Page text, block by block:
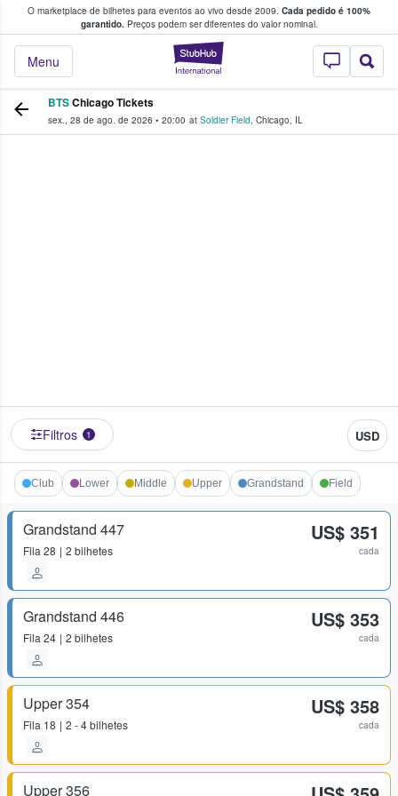
O marketplace de bilhetes para eventos ao vivo desde 2009. Cada pedido é 100%
garantido.Preços podem ser diferentes do valor nominal.
StubHub – onde
Menu
fãs compram e vendem bilhetes
BTSChicago Tickets
sex., 28 de ago. de 2026 • 20:00 at Soldier Field, Chicago, IL
Filtros 1 USD
Club Lower Middle Upper Grandstand Field
Grandstand 447
Fila 28 2 bilhetes
US$ 351
cada
Grandstand 446
Fila 24 2 bilhetes
US$ 353
cada
Upper 354
Fila 18 2 - 4 bilhetes
US$ 358
cada
Upper 356